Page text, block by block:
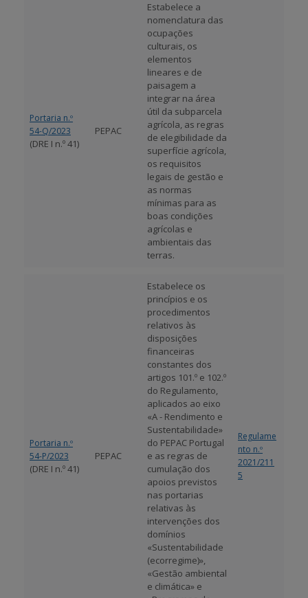
Portaria n.º
54-Q/2023
(DRE I n.º 41)
PEPAC
Estabelece a
nomenclatura das
ocupações
culturais, os
elementos
lineares e de
paisagem a
integrar na área
útil da subparcela
agrícola, as regras
de elegibilidade da
superfície agrícola,
os requisitos
legais de gestão e
as normas
mínimas para as
boas condições
agrícolas e
ambientais das
terras.
Portaria n.º
54-P/2023
(DRE I n.º 41)
PEPAC
Estabelece os
princípios e os
procedimentos
relativos às
disposições
financeiras
constantes dos
artigos 101.º e 102.º
do Regulamento,
aplicados ao eixo
«A - Rendimento e
Sustentabilidade»
do PEPAC Portugal
e as regras de
cumulação dos
apoios previstos
nas portarias
relativas às
intervenções dos
domínios
«Sustentabilidade
(ecorregime)»,
«Gestão ambiental
e climática» e
Regulame
nto n.º
2021/211
5